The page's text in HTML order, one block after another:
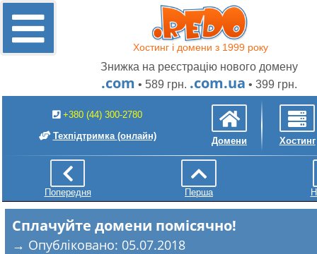
Хостинг і домени з 1999 року
Знижка на реєстрацію нового домену
.com • 589 грн. .com.ua • 399 грн.
+380 (44) 300-2780
Техпідтримка (онлайн) Домени Хостинг
Попередня Перша
Сплачуйте домени помісячно!
→ Опубліковано: 05.07.2018